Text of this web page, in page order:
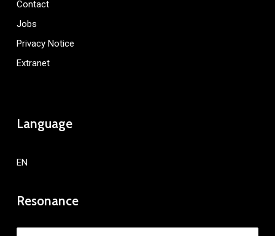
Contact
Jobs
Privacy Notice
Extranet
Language
EN
Resonance